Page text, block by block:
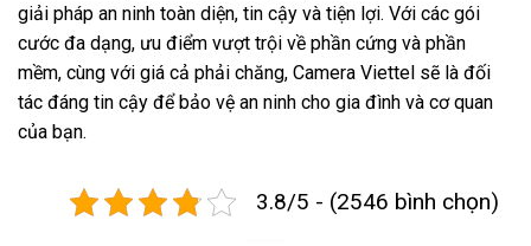
giải pháp an ninh toàn diện, tin cậy và tiện lợi. Với các gói
cước đa dạng, ưu điểm vượt trội về phần cứng và phần
mềm, cùng với giá cả phải chăng, Camera Viettel sẽ là đối
tác đáng tin cậy để bảo vệ an ninh cho gia đình và cơ quan
của bạn.
3.8/5 - (2546 bình chọn)